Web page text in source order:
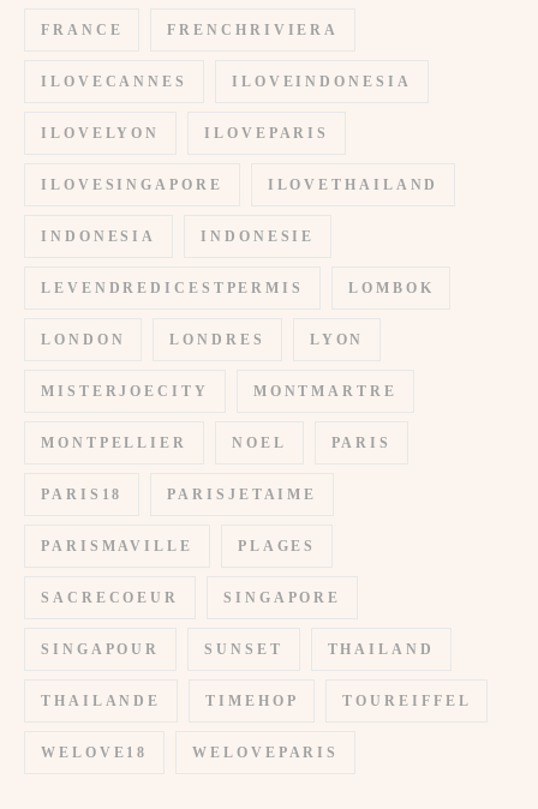
FRANCE FRENCHRIVIERA
ILOVECANNES ILOVEINDONESIA
ILOVELYON ILOVEPARIS
ILOVESINGAPORE ILOVETHAILAND
INDONESIA INDONESIE
LEVENDREDICESTPERMIS LOMBOK
LONDON LONDRES LYON
MISTERJOECITY MONTMARTRE
MONTPELLIER NOEL PARIS
PARIS18 PARISJETAIME
PARISMAVILLE PLAGES
SACRECOEUR SINGAPORE
SINGAPOUR SUNSET THAILAND
THAILANDE TIMEHOP TOUREIFFEL
WELOVE18 WELOVEPARIS